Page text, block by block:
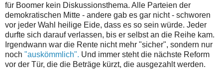
für Boomer kein Diskussionsthema. Alle Parteien der
demokratischen Mitte - andere gab es gar nicht - schworen
vor jeder Wahl heilige Eide, dass es so sein würde. Jeder
durfte sich darauf verlassen, bis er selbst an die Reihe kam.
Irgendwann war die Rente nicht mehr "sicher", sondern nur
noch "auskömmlich". Und immer steht die nächste Reform
vor der Tür, die die Beträge kürzt, die ausgezahlt werden.